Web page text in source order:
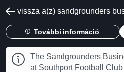
vissza a(z) sandgrounders
További információ
The Sandgrounders
at Southport Football